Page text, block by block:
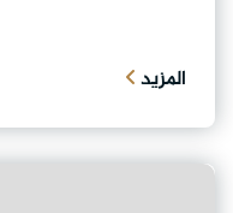
المزيد